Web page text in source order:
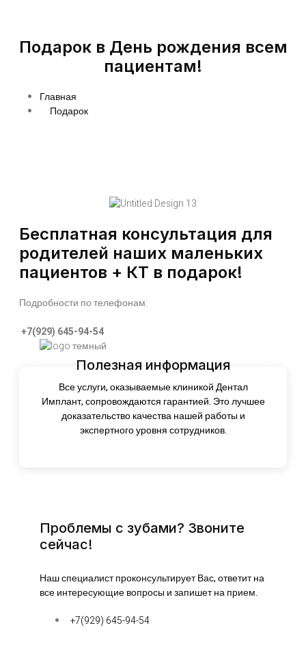
Подарок в День рождения всем
пациентам!
Главная
Подарок
Бесплатная консультация для
родителей наших маленьких
пациентов + КТ в подарок!
Подробности по телефонам:
+7(929) 645-94-54
Полезная информация
Все услуги, оказываемые клиникой Дентал
Имплант, сопровождаются гарантией. Это лучшее
доказательство качества нашей работы и
экспертного уровня сотрудников.
Проблемы с зубами? Звоните
сейчас!
Наш специалист проконсультирует Вас, ответит на
все интересующие вопросы и запишет на прием.
+7(929) 645-94-54